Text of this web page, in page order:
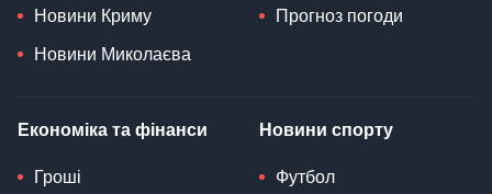
Новини Криму
Новини Миколаєва
Прогноз погоди
Економіка та фінанси
Гроші
Новини спорту
Футбол